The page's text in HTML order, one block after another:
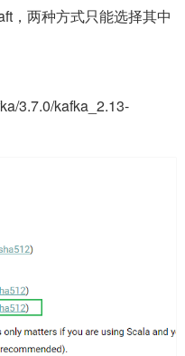
，两种方式只能选择其中
3.7.0/kafka_2.13-